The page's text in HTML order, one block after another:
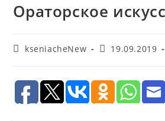
Ораторское
АвторkseniacheNew
Запись
19.09.2019